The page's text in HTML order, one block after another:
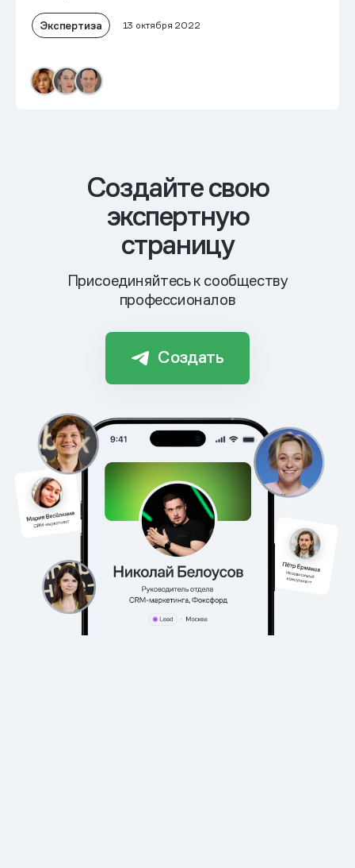
Экспертиза 13 октября 2022
Cоздайте свою
экспертную
страницу
Присоединяйтесь к сообществу
профессионалов
Создать